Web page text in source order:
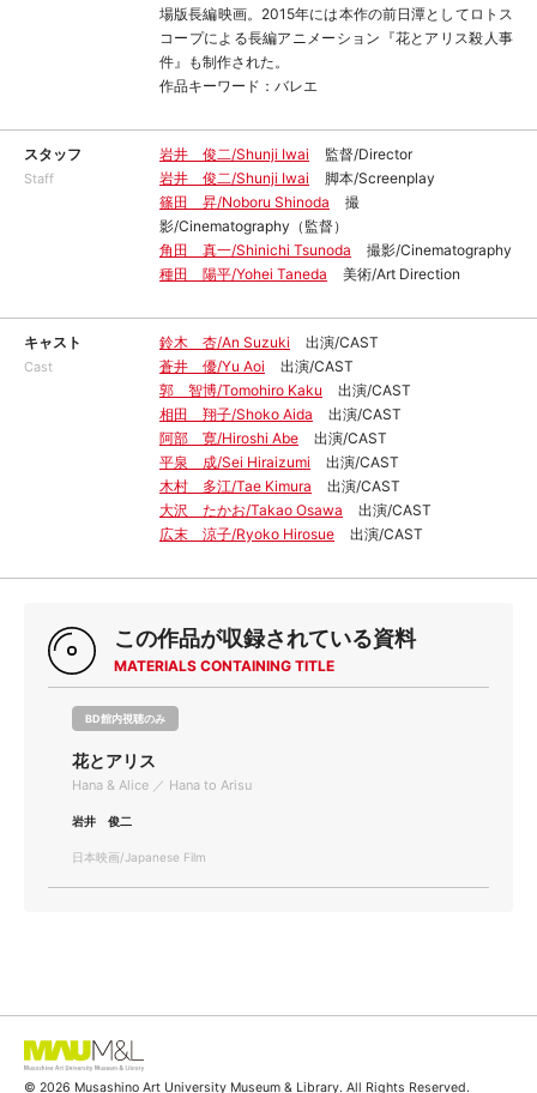
場版長編映画。2015年には本作の前日潭としてロトス
コープによる長編アニメーション『花とアリス殺人事
件』も制作された。
作品キーワード：バレエ
スタッフ
Staff
岩井 俊二/Shunji Iwai
監督/Director
岩井 俊二/Shunji Iwai
脚本/Screenplay
篠田 昇/Noboru Shinoda
撮
影/Cinematography（監督）
角田 真一/Shinichi Tsunoda
撮影/Cinematography
種田 陽平/Yohei Taneda
美術/Art Direction
キャスト
Cast
鈴木 杏/An Suzuki
出演/CAST
蒼井 優/Yu Aoi
出演/CAST
郭 智博/Tomohiro Kaku
出演/CAST
相田 翔子/Shoko Aida
出演/CAST
阿部 寛/Hiroshi Abe
出演/CAST
平泉 成/Sei Hiraizumi
出演/CAST
木村 多江/Tae Kimura
出演/CAST
大沢 たかお/Takao Osawa
出演/CAST
広末 涼子/Ryoko Hirosue
出演/CAST
この作品が収録されている資料
MATERIALS CONTAINING TITLE
BD館内視聴のみ
花とアリス
Hana & Alice ／ Hana to Arisu
岩井 俊二
日本映画/Japanese Film
© 2026 Musashino Art University Museum & Library. All Rights Reserved.